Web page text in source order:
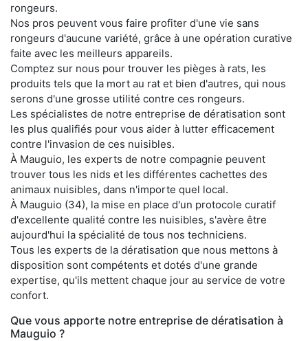
rongeurs.
Nos pros peuvent vous faire profiter d'une vie sans
rongeurs d'aucune variété, grâce à une opération curative
faite avec les meilleurs appareils.
Comptez sur nous pour trouver les pièges à rats, les
produits tels que la mort au rat et bien d'autres, qui nous
serons d'une grosse utilité contre ces rongeurs.
Les spécialistes de notre entreprise de dératisation sont
les plus qualifiés pour vous aider à lutter efficacement
contre l'invasion de ces nuisibles.
À Mauguio, les experts de notre compagnie peuvent
trouver tous les nids et les différentes cachettes des
animaux nuisibles, dans n'importe quel local.
À Mauguio (34), la mise en place d'un protocole curatif
d'excellente qualité contre les nuisibles, s'avère être
aujourd'hui la spécialité de tous nos techniciens.
Tous les experts de la dératisation que nous mettons à
disposition sont compétents et dotés d'une grande
expertise, qu'ils mettent chaque jour au service de votre
confort.
Que vous apporte notre entreprise de dératisation à
Mauguio ?